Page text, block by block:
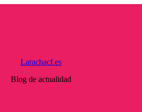
Larachacf.es
Blog de actualidad